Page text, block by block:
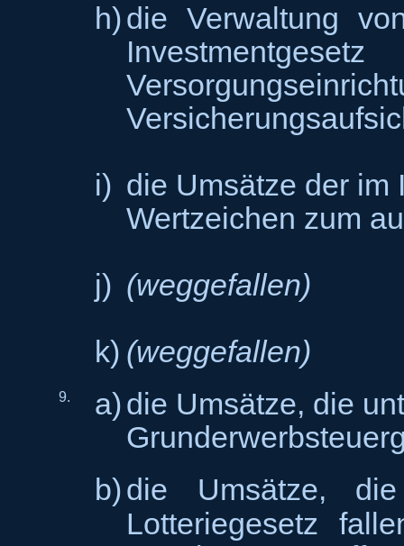
h)die Verwaltung
i) die Umsätze der im
Wertzeichen zum
j) (weggefallen)
k) (weggefallen)
9. a)die Umsätze, die
b)die Umsätze,
Lotteriegesetz